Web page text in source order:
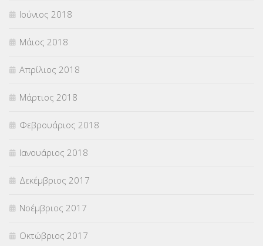
Ιούνιος 2018
Μάιος 2018
Απρίλιος 2018
Μάρτιος 2018
Φεβρουάριος 2018
Ιανουάριος 2018
Δεκέμβριος 2017
Νοέμβριος 2017
Οκτώβριος 2017